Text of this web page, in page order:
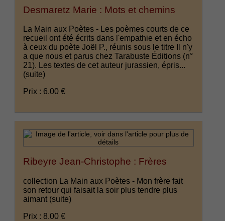
Desmaretz Marie : Mots et chemins
La Main aux Poètes - Les poèmes courts de ce
recueil ont été écrits dans l'empathie et en écho
à ceux du poète Joël P., réunis sous le titre Il n'y
a que nous et parus chez Tarabuste Éditions (n°
21). Les textes de cet auteur jurassien, épris...
(suite)
Prix : 6.00 €
Ribeyre Jean-Christophe : Frères
collection La Main aux Poètes - Mon frère fait
son retour qui faisait la soir plus tendre plus
aimant (suite)
Prix : 8.00 €